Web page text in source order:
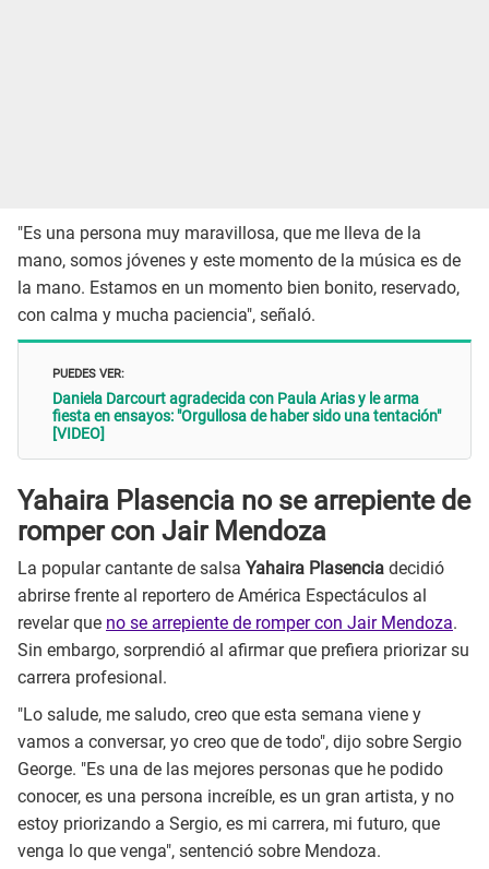
"Es una persona muy maravillosa, que me lleva de la
mano, somos jóvenes y este momento de la música es de
la mano. Estamos en un momento bien bonito, reservado,
con calma y mucha paciencia", señaló.
PUEDES VER:
Daniela Darcourt agradecida con Paula Arias y le arma
fiesta en ensayos: "Orgullosa de haber sido una tentación"
[VIDEO]
Yahaira Plasencia no se arrepiente de
romper con Jair Mendoza
La popular cantante de salsa Yahaira Plasencia decidió
abrirse frente al reportero de América Espectáculos al
revelar que no se arrepiente de romper con Jair Mendoza.
Sin embargo, sorprendió al afirmar que prefiera priorizar su
carrera profesional.
"Lo salude, me saludo, creo que esta semana viene y
vamos a conversar, yo creo que de todo", dijo sobre Sergio
George. "Es una de las mejores personas que he podido
conocer, es una persona increíble, es un gran artista, y no
estoy priorizando a Sergio, es mi carrera, mi futuro, que
venga lo que venga", sentenció sobre Mendoza.